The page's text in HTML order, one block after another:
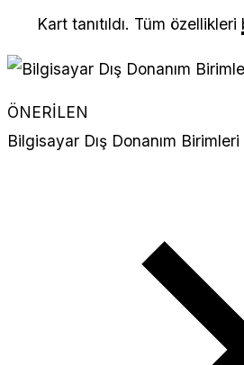
Kart tanıtıldı. Tüm özellikleri
ÖNERİLEN
Bilgisayar Dış Donanım